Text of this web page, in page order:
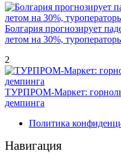
Болгария прогнозирует
летом на 30%,
2
ТУРПРОМ-Маркет:
демпинга
Политика
Навигация